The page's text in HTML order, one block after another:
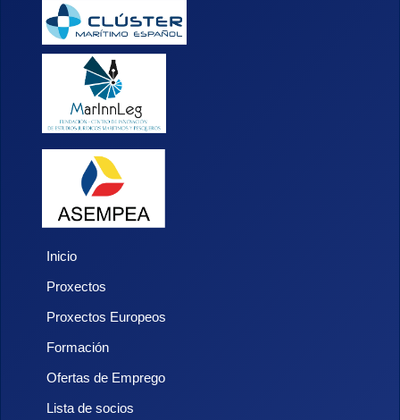
Inicio
Proxectos
Proxectos Europeos
Formación
Ofertas de Emprego
Lista de socios